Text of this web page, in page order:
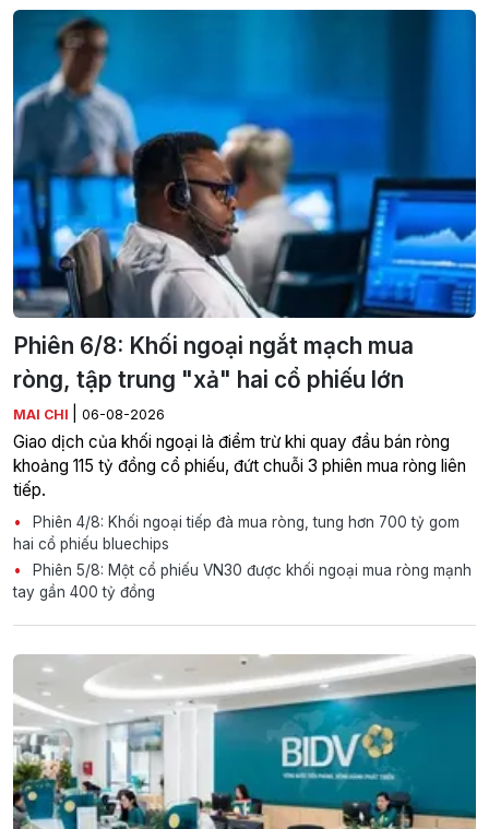
Phiên 6/8: Khối ngoại ngắt mạch mua
ròng, tập trung "xả" hai cổ phiếu lớn
MAI CHI 06-08-2026
Giao dịch của khối ngoại là điểm trừ khi quay đầu bán ròng
khoảng 115 tỷ đồng cổ phiếu, đứt chuỗi 3 phiên mua ròng liên
tiếp.
Phiên 4/8: Khối ngoại tiếp đà mua ròng, tung hơn 700 tỷ gom
hai cổ phiếu bluechips
Phiên 5/8: Một cổ phiếu VN30 được khối ngoại mua ròng mạnh
tay gần 400 tỷ đồng